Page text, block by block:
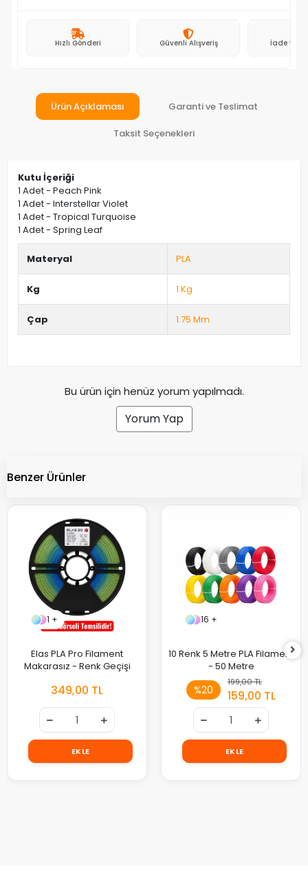
Hızlı Gönderi Güvenli Alışveriş İade ve
Ürün Açıklaması Garanti ve Teslimat
Taksit Seçenekleri
Kutu İçeriği
1 Adet - Peach Pink
1 Adet - Interstellar Violet
1 Adet - Tropical Turquoise
1 Adet - Spring Leaf
Materyal PLA
Kg 1 Kg
Çap 1.75 Mm
Bu ürün için henüz yorum yapılmadı.
Yorum Yap
Benzer Ürünler
1 +
Elas PLA Pro Filament
Makarasız - Renk Geçişi
349,00 TL
EKLE
16 +
10 Renk 5 Metre PLA Filament
- 50 Metre
%20
199,00 TL
159,00 TL
EKLE